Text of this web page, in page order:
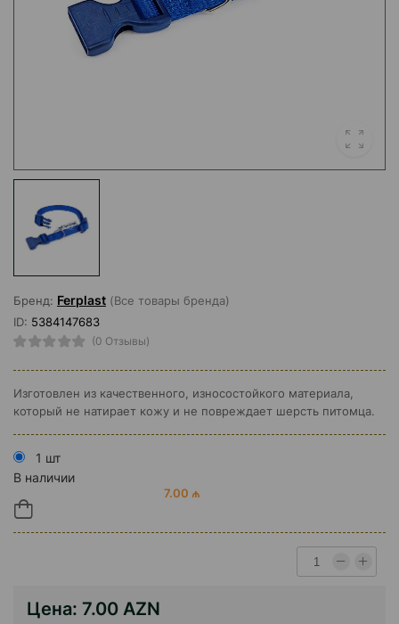
Бренд: Ferplast (Все товары бренда)
ID: 5384147683
(0 Отзывы)
Изготовлен из качественного, износостойкого материала,
который не натирает кожу и не повреждает шерсть питомца.
1 шт
В наличии
7.00 ₼
Цена: 7.00 AZN